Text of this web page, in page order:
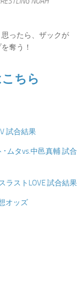
ったら、ザックが
奪う！
ちら
試合結果
ムタvs.中邑真輔 試合
ラストLOVE 試合結果
オッズ